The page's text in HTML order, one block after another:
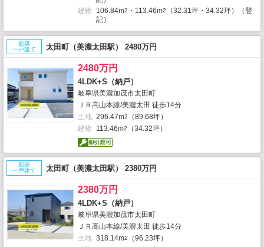
建物
106.84m2 ・113.46m2
（32.31坪・34.32坪）（登
記）
新築
一戸建て
太田町（美濃太田駅） 2480万円
2480万円
4LDK+S（納戸）
岐阜県美濃加茂市太田町
ＪＲ高山本線/美濃太田 徒歩14分
土地 296.47m2
（89.68坪）
建物
113.46m2 （34.32坪）
新築
一戸建て
太田町（美濃太田駅） 2380万円
2380万円
4LDK+S（納戸）
岐阜県美濃加茂市太田町
ＪＲ高山本線/美濃太田 徒歩14分
土地 318.14m2
（96.23坪）